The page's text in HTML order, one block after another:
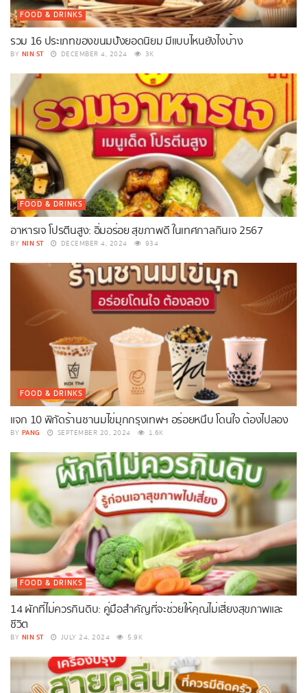
FOOD & DRINKS
รวม 16 ประเภทของขนมปังยอดนิยม มีแบบไหนยังไงบ้าง
BY NIN ST DECEMBER 4, 2024 3K
FOOD & DRINKS
อาหารเจ โปรตีนสูง: อิ่มอร่อย สุขภาพดี ในเทศกาลกินเจ 2567
BY NIN ST DECEMBER 4, 2024 934
FOOD & DRINKS
แจก 10 พิกัดร้านชานมไข่มุกกรุงเทพฯ อร่อยหนึบ โดนใจ ต้องไปลอง
BY PANG SEPTEMBER 20, 2024 1.6K
FOOD & DRINKS
14 ผักที่ไม่ควรกินดิบ: คู่มือสำคัญที่จะช่วยให้คุณไม่เสี่ยงสุขภาพและ
ชีวิต
BY NIN ST JULY 24, 2024 5.9K